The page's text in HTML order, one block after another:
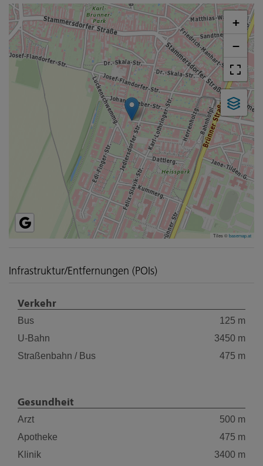
+
−
Tiles ©basemap.at
Infrastruktur/Entfernungen (POIs)
Verkehr
Bus
125 m
U-Bahn
3450 m
Straßenbahn / Bus
475 m
Gesundheit
Arzt
500 m
Apotheke
475 m
Klinik
3400 m